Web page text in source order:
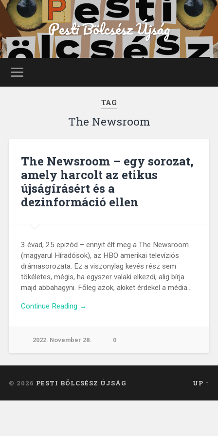
Pesti Bölcsész Újság
TAG
The Newsroom
The Newsroom – egy sorozat,
amely harcolt az etikus
újságírásért és a
dezinformáció ellen
3 évad, 25 epizód – ennyit élt meg a The Newsroom
(magyarul Híradósok), az HBO amerikai televíziós
drámasorozata. Ez a viszonylag kevés rész sem
tökéletes, mégis, ha egyszer valaki elkezdi, alig bírja
majd abbahagyni. Főleg azok, akiket érdekel a média…
Continue Reading →
2022. November 28. 0
© 2026 PESTI BÖLCSÉSZ ÚJSÁG UP ↑